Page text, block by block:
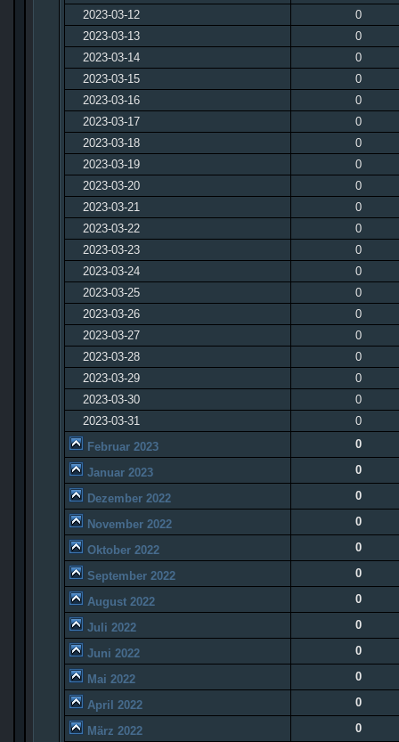
2023-03-12
0
2023-03-13
0
2023-03-14
0
2023-03-15
0
2023-03-16
0
2023-03-17
0
2023-03-18
0
2023-03-19
0
2023-03-20
0
2023-03-21
0
2023-03-22
0
2023-03-23
0
2023-03-24
0
2023-03-25
0
2023-03-26
0
2023-03-27
0
2023-03-28
0
2023-03-29
0
2023-03-30
0
2023-03-31
0
Februar 2023
0
Januar 2023 0
Dezember 2022 0
November 2022 0
Oktober 2022 0
September 2022 0
August 2022 0
Juli 2022 0
Juni 2022 0
Mai 2022 0
April 2022 0
März 2022 0